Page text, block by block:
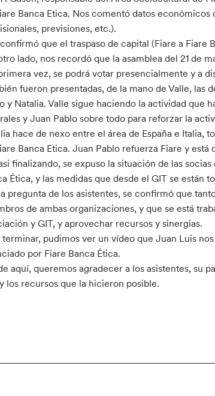
Banca Etica. Nos comentó datos
previsiones, etc.).
que el traspaso de capital (Fiare a Fiare
lado, nos recordó que la asamblea del 21 de
vez, se podrá votar presencialmente y a
fueron presentadas, de la mano de Valle, las
y Natalia. Valle sigue haciendo la actividad que
y Juan Pablo sobre todo para reforzar la
hace de nexo entre el área de España e Italia,
Banca Etica. Juan Pablo refuerza Fiare y
finalizando, se expuso la situación de las
Ética, y las medidas que desde el GIT se están
pregunta de los asistentes, se confirmó que
de ambas organizaciones, y que se está
y GIT, y aprovechar recursos y sinergias.
terminar, pudimos ver un vídeo que Juan Luis
por Fiare Banca Ética.
aquí, queremos agradecer a los asistentes, su
los recursos que la hicieron posible.